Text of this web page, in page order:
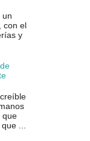
un
con el
y
que
...